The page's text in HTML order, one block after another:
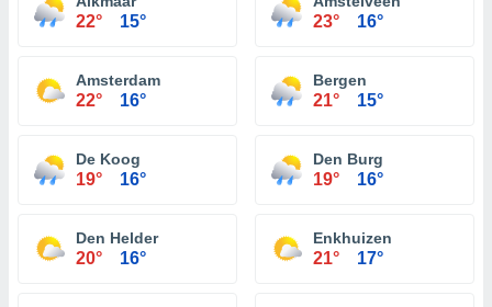
22° 15° 23° 16°
Amsterdam
22° 16°
Bergen
21° 15°
De Koog
19° 16°
Den Burg
19° 16°
Den Helder
20° 16°
Enkhuizen
21° 17°